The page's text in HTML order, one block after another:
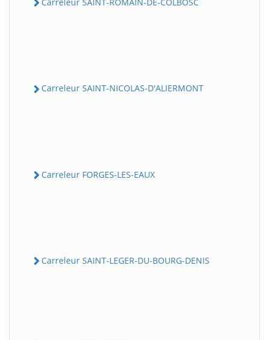
Carreleur SAINT-NICOLAS-D'ALIERMONT
Carreleur FORGES-LES-EAUX
Carreleur SAINT-LEGER-DU-BOURG-DENIS